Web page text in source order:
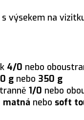
s výsekem na
4/0 nebo
g nebo 350 g
1/0 nebo
matná nebo soft